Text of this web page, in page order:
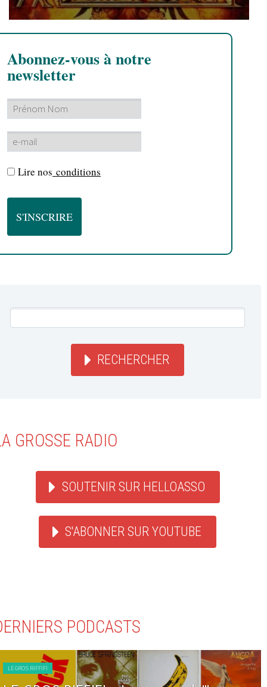
Abonnez-vous à notre
newsletter
Lire nos conditions
RECHERCHER
GROSSE RADIO
SOUTENIR SUR HELLOASSO
S'ABONNER SUR YOUTUBE
PODCASTS
LE GROS RIFFIFI